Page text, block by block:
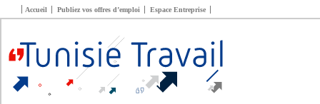
Accueil Publiez vos offres d’emploi Espace Entreprise